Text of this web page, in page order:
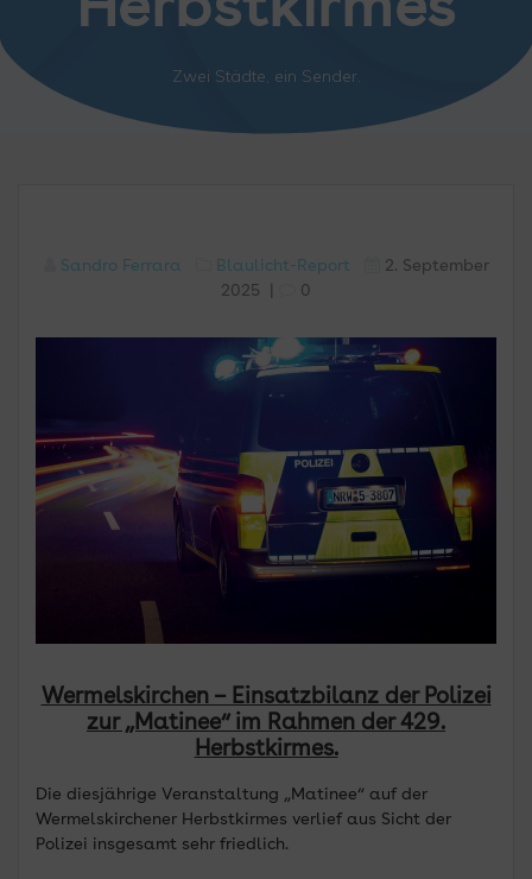
Herbstkirmes
Zwei Städte, ein Sender.
Sandro Ferrara Blaulicht-Report
2. September
2025
0
Wermelskirchen – Einsatzbilanz der Polizei
zur „Matinee“ im Rahmen der 429.
Herbstkirmes.
Die diesjährige Veranstaltung „Matinee“ auf der
Wermelskirchener Herbstkirmes verlief aus Sicht der
Polizei insgesamt sehr friedlich.